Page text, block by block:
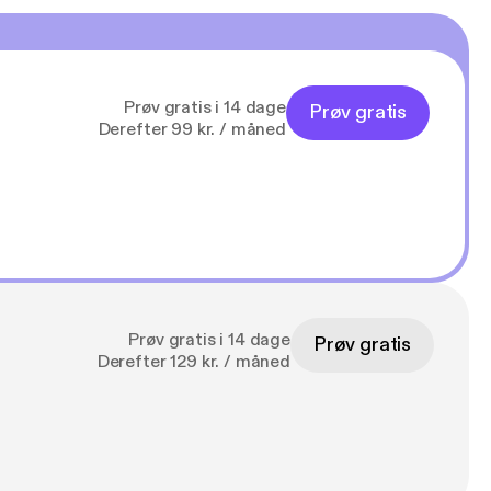
Prøv gratis i 14 dage
Derefter 99 kr. / måned
Prøv gratis
Prøv gratis i 14 dage
Derefter 129 kr. / måned
Prøv gratis